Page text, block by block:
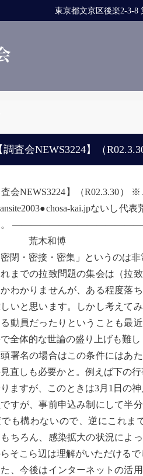
東京都文京区後楽2-3-8
査会NEWS3224】（R02.3.30
査会NEWS3224】（R02.3.30
kai.jpないし代
。
木和博
閉・密接・密集」というのは非
までの拉致問題の集会は（拉
わかりませんが、ある程度落
しいと思います。しかし考えて
動員だったりということも最
全体的な世論の盛り上げも難し
署名の場合はこの条件にはあ
直しも必要かと。例えば下の
ますが、このときは3月1日の
すが、事前申込み制にして半
も構わないので、逆にこれま
ちろん、感染拡大の状況によ
そこら辺は理解がいただけるで
、今後はインターネットの活